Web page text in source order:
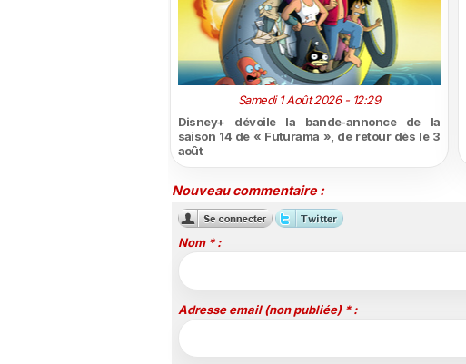
Samedi 1 Août 2026 - 12:29
Disney+ dévoile la bande-annonce de la
saison 14 de « Futurama », de retour dès le 3
août
Nouveau commentaire :
Nom * :
Adresse email (non publiée) * :